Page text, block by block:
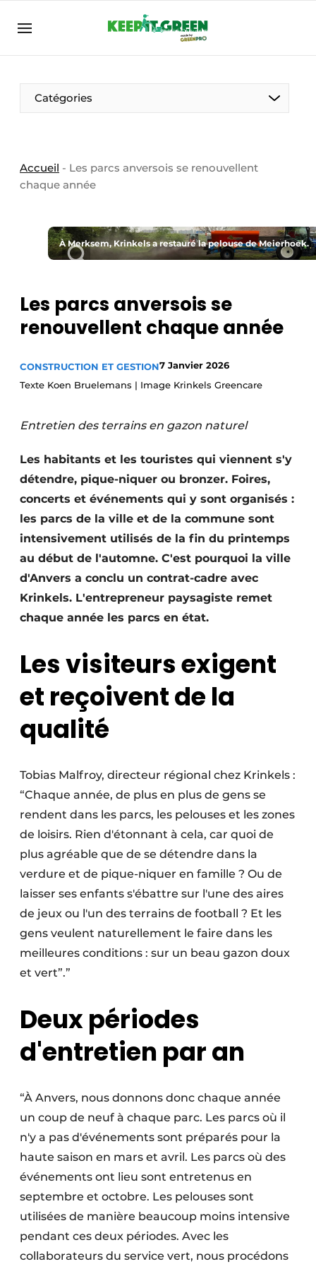
FR ENG FR
Catégories
Accueil - Les parcs anversois se renouvellent
chaque année
À Merksem, Krinkels a restauré la pelouse de Meierhoek.
Les parcs anversois se
renouvellent chaque année
CONSTRUCTION ET GESTION7 Janvier 2026
Texte Koen Bruelemans | Image Krinkels Greencare
Entretien des terrains en gazon naturel
Les habitants et les touristes qui viennent s'y
détendre, pique-niquer ou bronzer. Foires,
concerts et événements qui y sont organisés :
les parcs de la ville et de la commune sont
intensivement utilisés de la fin du printemps
au début de l'automne. C'est pourquoi la ville
d'Anvers a conclu un contrat-cadre avec
Krinkels. L'entrepreneur paysagiste remet
chaque année les parcs en état.
Les visiteurs exigent
et reçoivent de la
qualité
Tobias Malfroy, directeur régional chez Krinkels :
“Chaque année, de plus en plus de gens se
rendent dans les parcs, les pelouses et les zones
de loisirs. Rien d'étonnant à cela, car quoi de
plus agréable que de se détendre dans la
verdure et de pique-niquer en famille ? Ou de
laisser ses enfants s'ébattre sur l'une des aires
de jeux ou l'un des terrains de football ? Et les
gens veulent naturellement le faire dans les
meilleures conditions : sur un beau gazon doux
et vert”.”
Deux périodes
d'entretien par an
“À Anvers, nous donnons donc chaque année
un coup de neuf à chaque parc. Les parcs où il
n'y a pas d'événements sont préparés pour la
haute saison en mars et avril. Les parcs où des
événements ont lieu sont entretenus en
septembre et octobre. Les pelouses sont
utilisées de manière beaucoup moins intensive
pendant ces deux périodes. Avec les
collaborateurs du service vert, nous procédons